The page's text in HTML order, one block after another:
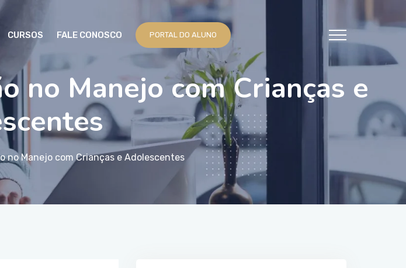
CURSOS FALE CONOSCO PORTAL DO ALUNO
no Manejo com Crianças e
no Manejo com Crianças e Adolescentes